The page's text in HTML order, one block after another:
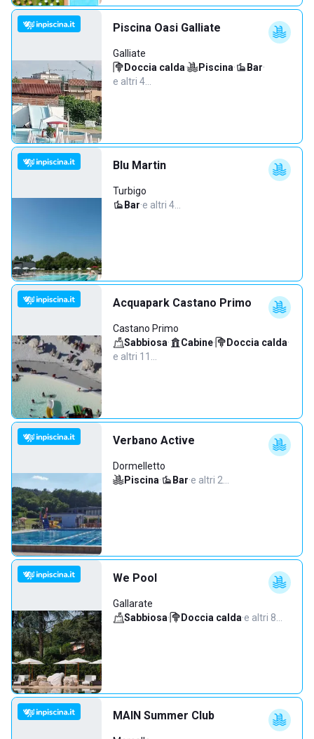
Piscina Oasi Galliate
Galliate
Doccia calda· Piscina· Bar·
e altri 4…
Blu Martin
Turbigo
Bar·e altri 4…
Acquapark Castano Primo
Castano Primo
Sabbiosa· Cabine· Doccia calda·
e altri 11…
Verbano Active
Dormelletto
Piscina· Bar·e altri 2…
We Pool
Gallarate
Sabbiosa· Doccia calda·e altri 8…
MAIN Summer Club